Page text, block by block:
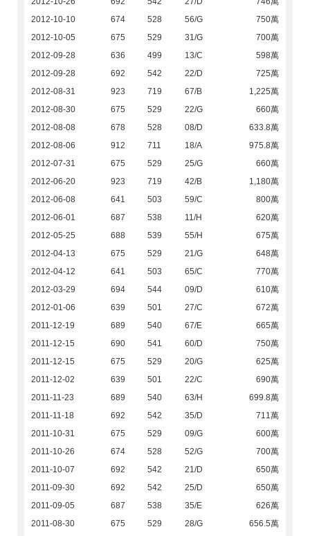
2012-10-10
674 528 56/G
750萬
2012-10-05
675 529 31/G
700萬
2012-09-28
636 499 13/C
598萬
2012-09-28
692 542 22/D
725萬
2012-08-31
923 719 67/B
1,225萬
2012-08-30
675 529 22/G
660萬
2012-08-08
678 528 08/D
633.8萬
2012-08-06
912 711 18/A
975.8萬
2012-07-31
675 529 25/G
660萬
2012-06-20
923 719 42/B
1,180萬
2012-06-08
641 503 59/C
800萬
2012-06-01
687 538 11/H
620萬
2012-05-25
688 539 55/H
675萬
2012-04-13
675 529 21/G
648萬
2012-04-12
641 503 65/C
770萬
2012-03-29
694 544 09/D
610萬
2012-01-06
639 501 27/C
672萬
2011-12-19
689 540 67/E
665萬
2011-12-15
690 541 60/D
750萬
2011-12-15
675 529 20/G
625萬
2011-12-02
639 501 22/C
690萬
2011-11-23
689 540 63/H
699.8萬
2011-11-18
692 542 35/D
711萬
2011-10-31
675 529 09/G
600萬
2011-10-26
674 528 52/G
700萬
2011-10-07
692 542 21/D
650萬
2011-09-30
692 542 25/D
650萬
2011-09-05
687 538 35/E
626萬
2011-08-30
675 529 28/G
656.5萬